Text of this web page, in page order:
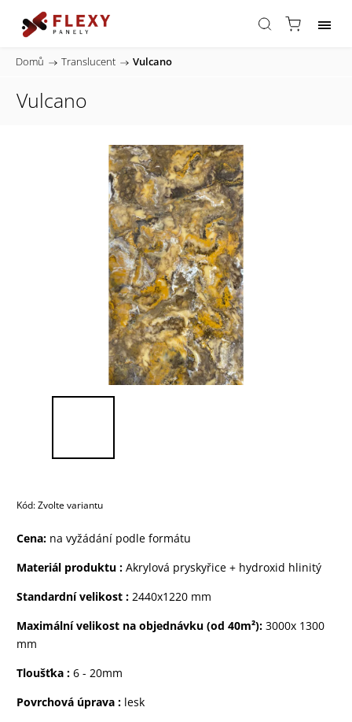
Domů / Translucent / Vulcano
Vulcano
Kód:Zvolte variantu
Cena: na vyžádání podle formátu
Materiál produktu : Akrylová pryskyřice + hydroxid hlinitý
Standardní velikost : 2440x1220 mm
Maximální velikost na objednávku (od 40m²): 3000x 1300
mm
Tloušťka : 6 - 20mm
Povrchová úprava : lesk